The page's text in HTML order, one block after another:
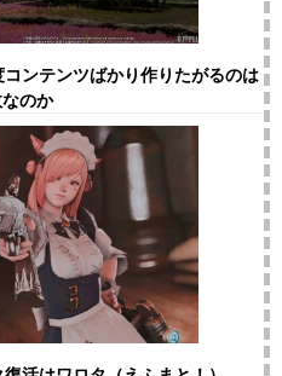
コンテンツばかり作りたがるのは
のか